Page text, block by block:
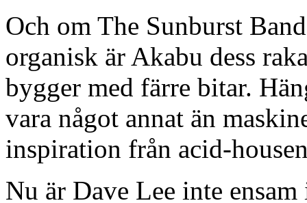
Och om The Sunburst
organisk är Akabu dess
bygger med färre bitar.
vara något annat än
inspiration från acid-
Nu är Dave Lee inte